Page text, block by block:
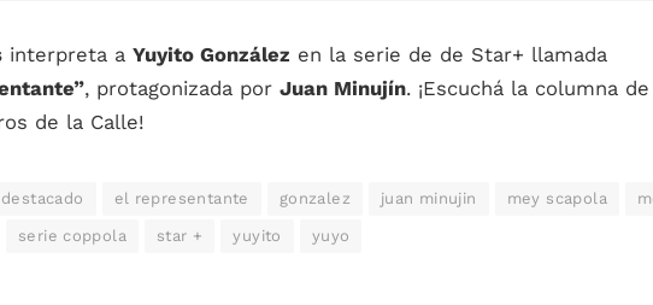
interpreta a Yuyito González en la serie de de Star+ llamada
, protagonizada por Juan Minujín. ¡Escuchá la columna de
de la Calle!
destacado el representante gonzalez juan minujin mey scapola
serie coppola star + yuyito yuyo